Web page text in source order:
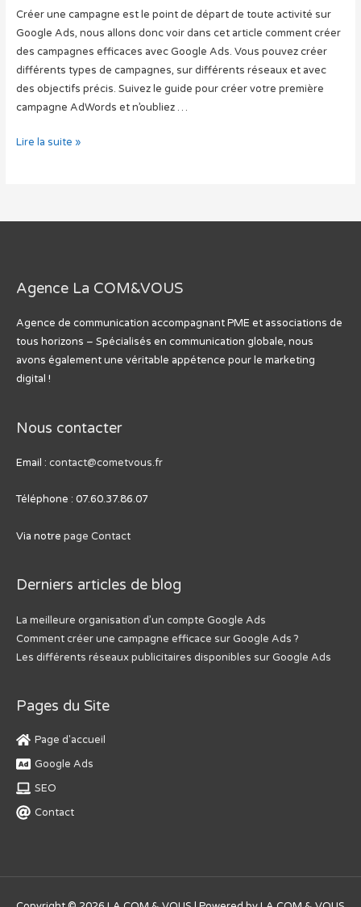
Créer une campagne est le point de départ de toute activité sur
Google Ads, nous allons donc voir dans cet article comment créer
des campagnes efficaces avec Google Ads. Vous pouvez créer
différents types de campagnes, sur différents réseaux et avec
des objectifs précis. Suivez le guide pour créer votre première
campagne AdWords et n’oubliez …
Comment
?
Lire la suite »
Agence La COM&VOUS
Agence de communication accompagnant PME et associations de
tous horizons – Spécialisés en communication globale, nous
avons également une véritable appétence pour le marketing
digital !
Nous contacter
Email : contact@cometvous.fr
Téléphone : 07.60.37.86.07
Via notre page Contact
Derniers articles de blog
La meilleure organisation d’un compte Google Ads
Comment créer une campagne efficace sur Google Ads ?
Les différents réseaux publicitaires disponibles sur Google Ads
Pages du Site
Page d'accueil
Google Ads
SEO
Contact